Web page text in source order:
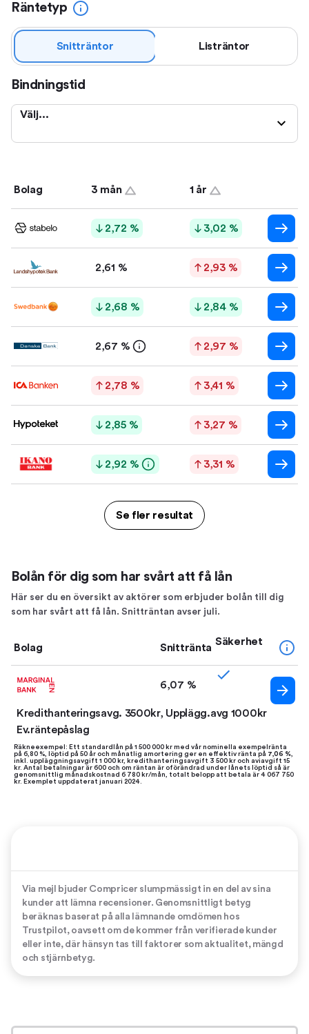
Räntetyp
Snitträntor Listräntor
Bindningstid
Välj...
Bolag 3 mån 1 år
2,72 % 3,02 %
2,61 % 2,93 %
2,68 % 2,84 %
2,67 % 2,97 %
2,78 % 3,41 %
2,85 % 3,27 %
2,92 % 3,31 %
Se fler resultat
Bolån för dig som har svårt att få lån
Här ser du en översikt av aktörer som erbjuder bolån till dig
som har svårt att få lån. Snitträntan avser juli.
Bolag Snittränta
Säkerhet
6,07 %
Kredithanteringsavg. 3500kr, Upplägg.avg 1000kr
Ev.räntepåslag
Räkneexempel: Ett standardlån på 1 500 000 kr med vår nominella exempelränta
på 6,80 %, löptid på 50 år och månatlig amortering ger en effektiv ränta på 7,06 %,
inkl. uppläggningsavgift 1 000 kr, kredithanteringsavgift 3 500 kr och aviavgift 15
kr. Antal betalningar är 600 och om räntan är oförändrad under lånets löptid så är
genomsnittlig månadskostnad 6 780 kr/mån, totalt belopp att betala är 4 067 750
kr. Exemplet uppdaterat januari 2024.
Via mejl bjuder Compricer slumpmässigt in en del av sina
kunder att lämna recensioner. Genomsnittligt betyg
beräknas baserat på alla lämnande omdömen hos
Trustpilot, oavsett om de kommer från verifierade kunder
eller inte, där hänsyn tas till faktorer som aktualitet, mängd
och stjärnbetyg.